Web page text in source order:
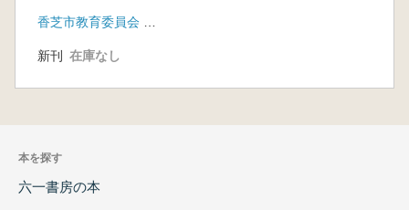
新刊 在庫なし
本を探す
六一書房の本